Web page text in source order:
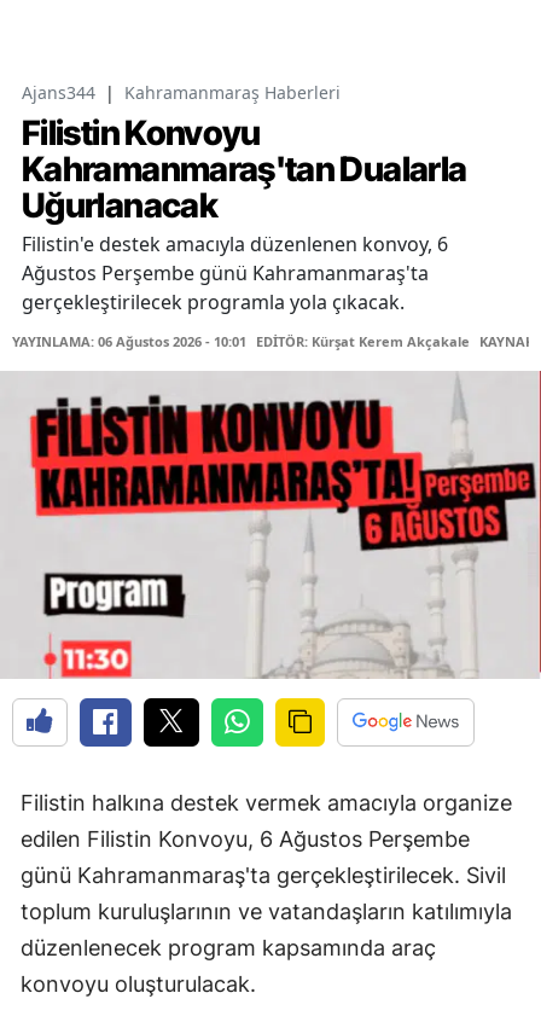
Ajans344 | Kahramanmaraş Haberleri
Filistin Konvoyu
Kahramanmaraş'tan Dualarla
Uğurlanacak
Filistin'e destek amacıyla düzenlenen konvoy, 6
Ağustos Perşembe günü Kahramanmaraş'ta
gerçekleştirilecek programla yola çıkacak.
YAYINLAMA: 06 Ağustos 2026 - 10:01 EDİTÖR: Kürşat Kerem Akçakale
Filistin halkına destek vermek amacıyla organize
edilen Filistin Konvoyu, 6 Ağustos Perşembe
günü Kahramanmaraş'ta gerçekleştirilecek. Sivil
toplum kuruluşlarının ve vatandaşların katılımıyla
düzenlenecek program kapsamında araç
konvoyu oluşturulacak.